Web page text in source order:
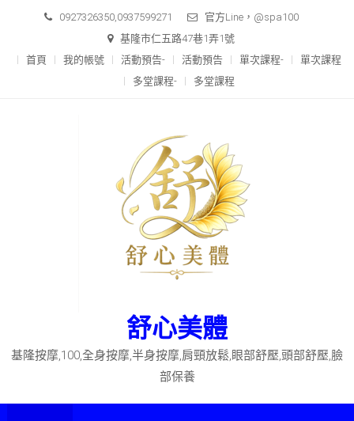
content
0927326350,0937599271
官方Line，@spa100
基隆市仁五路47巷1弄1號
首頁
我的帳號 活動預告- 活動預告 單次課程-
單次課程
多堂課程-
多堂課程
舒心美體
基隆按摩,100,全身按摩,半身按摩,肩頸放鬆,眼部舒壓,頭部舒壓,臉
部保養